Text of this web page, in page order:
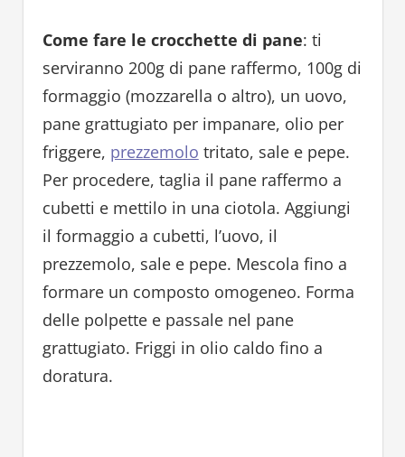
Come fare le crocchette di pane: ti
serviranno 200g di pane raffermo, 100g di
formaggio (mozzarella o altro), un uovo,
pane grattugiato per impanare, olio per
friggere, prezzemolo tritato, sale e pepe.
Per procedere, taglia il pane raffermo a
cubetti e mettilo in una ciotola. Aggiungi
il formaggio a cubetti, l’uovo, il
prezzemolo, sale e pepe. Mescola fino a
formare un composto omogeneo. Forma
delle polpette e passale nel pane
grattugiato. Friggi in olio caldo fino a
doratura.